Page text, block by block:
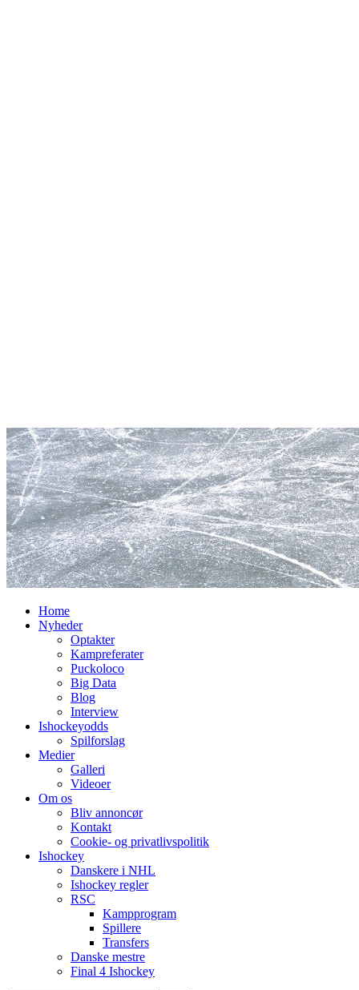
Home
Nyheder
Optakter
Kampreferater
Puckoloco
Big Data
Blog
Interview
Ishockeyodds
Spilforslag
Medier
Galleri
Videoer
Om os
Bliv annoncør
Kontakt
Cookie- og privatlivspolitik
Ishockey
Danskere i NHL
Ishockey regler
RSC
Kampprogram
Spillere
Transfers
Danske mestre
Final 4 Ishockey